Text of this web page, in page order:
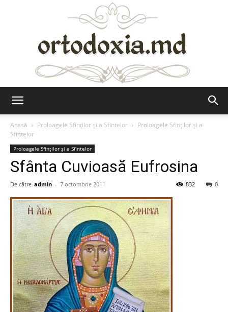
Acasă
Proloagele Sfinților și a Sfintelor
Proloagele Sfinților și a
Sfintelor
Proloagele Sfinților și a Sfintelor
Sfânta Cuvioasă Eufrosina
De către admin - 7 octombrie 2011 0
832